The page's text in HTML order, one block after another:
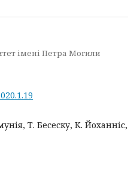
імені Петра Могили
Т. Бесеску, К. Йоханніс,